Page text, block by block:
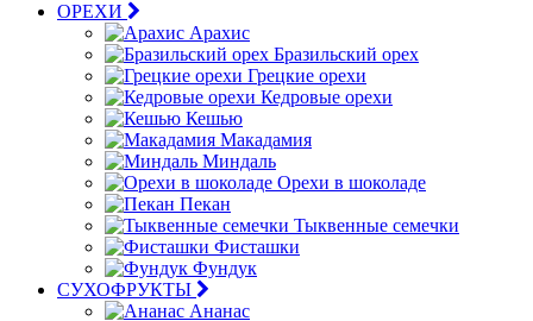
ОРЕХИ
Арахис
Бразильский орех
Грецкие орехи
Кедровые орехи
Кешью
Макадамия
Миндаль
Орехи в шоколаде
Пекан
Тыквенные семечки
Фисташки
Фундук
СУХОФРУКТЫ
Ананас